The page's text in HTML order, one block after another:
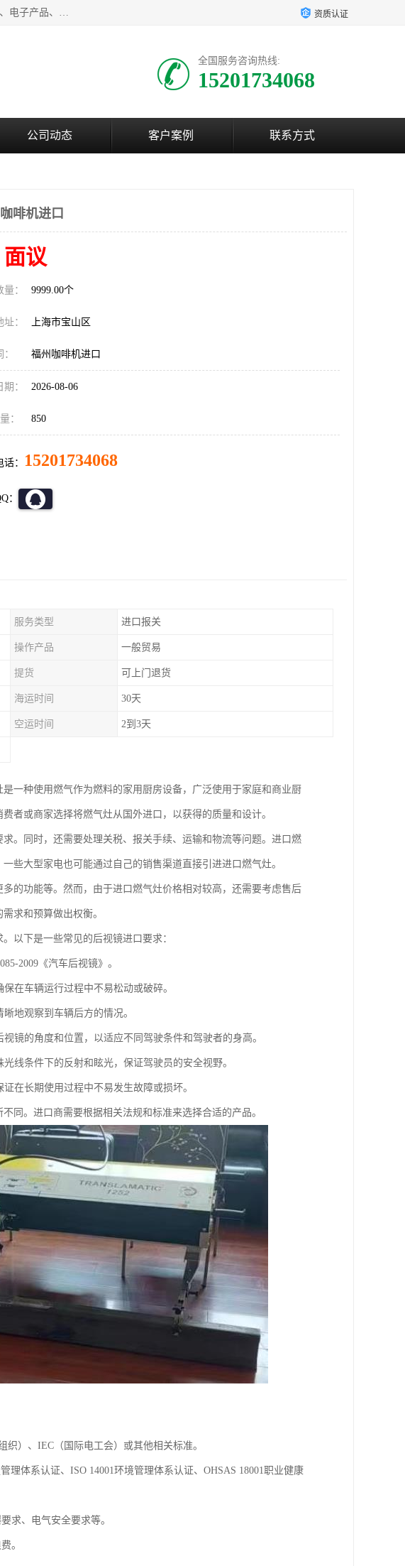
上海青禾贸易有限公司成立于2020年，注册地位于上海市宝山区。经营范围包括：机械设备、五金制品、劳防用品、电子产品、塑胶制品、家具、模具、纺织品、仪器仪表、建筑材料、装饰材料、化工产品、金属制品、机车配件等货物进出口报关、清关服务。 资质认证
全国服务咨询热线:
15201734068
公司动态 客户案例 联系方式
啡机进口
面议
： 9999.00个
： 上海市宝山区
福州咖啡机进口
： 2026-08-06
： 850
： 15201734068
：
服务类型 进口报关
操作产品 一般贸易
提货 可上门退货
海运时间 30天
空运时间 2到3天
一种使用燃气作为燃料的家用厨房设备，广泛使用于家庭和商业厨
者或商家选择将燃气灶从国外进口，以获得的质量和设计。
。同时，还需要处理关税、报关手续、运输和物流等问题。进口燃
些大型家电也可能通过自己的销售渠道直接引进进口燃气灶。
的功能等。然而，由于进口燃气灶价格相对较高，还需要考虑售后
求和预算做出权衡。
以下是一些常见的后视镜进口要求：
2009《汽车后视镜》。
在车辆运行过程中不易松动或破碎。
地观察到车辆后方的情况。
镜的角度和位置，以适应不同驾驶条件和驾驶者的身高。
线条件下的反射和眩光，保证驾驶员的安全视野。
在长期使用过程中不易发生故障或损坏。
同。进口商需要根据相关法规和标准来选择合适的产品。
）、IEC（国际电工会）或其他相关标准。
体系认证、ISO 14001环境管理体系认证、OHSAS 18001职业健康
求、电气安全要求等。
。